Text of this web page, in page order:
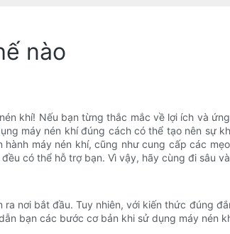
nào
khí! Nếu bạn từng thắc mắc về lợi ích và
máy nén khí đúng cách có thể tạo nên sự
máy nén khí, cũng như cung cấp các
có thể hỗ trợ bạn. Vì vậy, hãy cùng đi sâu
nơi bắt đầu. Tuy nhiên, với kiến ​​thức đúng
bạn các bước cơ bản khi sử dụng máy nén